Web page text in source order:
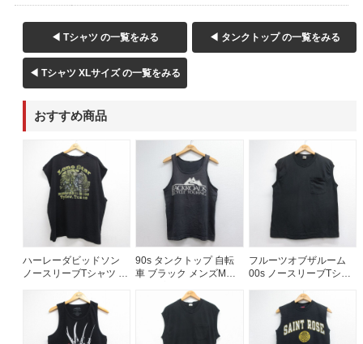
60年代 50年代 40年代
すべての年代を見る
週刊ラッシュアウト新聞
古着コラム
メディア・イベント情報
Youtube 古着屋Rush Out チャンネル
スタッフコーディネート
◀ Tシャツ の一覧をみる ◀ タンクトップ の一覧をみる
◀ Tシャツ XLサイズ の一覧をみる
おすすめ商品
ハーレーダビッドソン
ノースリーブTシャツ ロ
ンズXL相当 | 古着
90s タンクトップ 自転
車 ブラック メンズM相
フルーツオブザルーム
00s ノースリーブTシャ
ック メンズL相当 | 古着